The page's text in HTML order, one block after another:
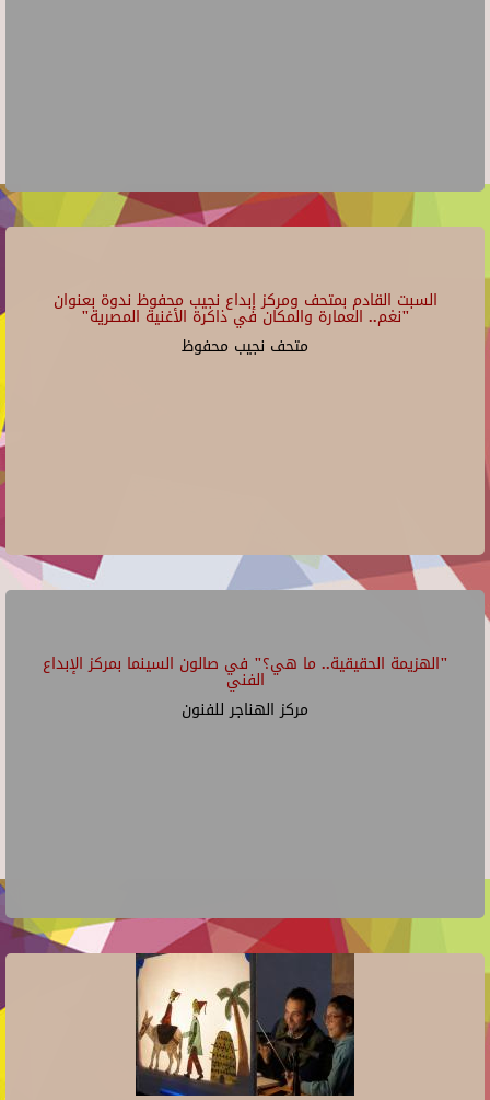
السبت القادم بمتحف ومركز إبداع نجيب محفوظ ندوة بعنوان
"نغم.. العمارة والمكان في ذاكرة الأغنية المصرية"
متحف نجيب محفوظ
"الهزيمة الحقيقية.. ما هي؟" في صالون السينما بمركز الإبداع
الفني
مركز الهناجر للفنون